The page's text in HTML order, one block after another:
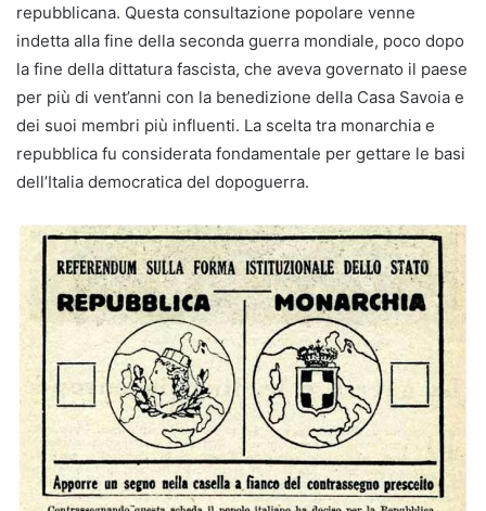
repubblicana. Questa consultazione popolare venne
indetta alla fine della seconda guerra mondiale, poco dopo
la fine della dittatura fascista, che aveva governato il paese
per più di vent’anni con la benedizione della Casa Savoia e
dei suoi membri più influenti. La scelta tra monarchia e
repubblica fu considerata fondamentale per gettare le basi
dell’Italia democratica del dopoguerra.